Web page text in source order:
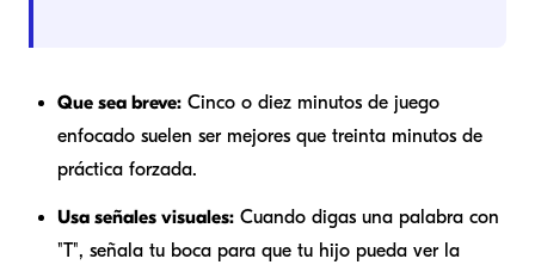
Que sea breve: Cinco o diez minutos de juego
enfocado suelen ser mejores que treinta minutos de
práctica forzada.
Usa señales visuales: Cuando digas una palabra con
"T", señala tu boca para que tu hijo pueda ver la